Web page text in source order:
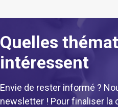
Quelles
intéressent
Envie de rester informé ?
newsletter ! Pour finaliser la